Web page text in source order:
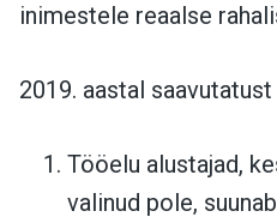
inimestele reaalse
2019. aastal
Tööelu alustajad,
valinud pole,